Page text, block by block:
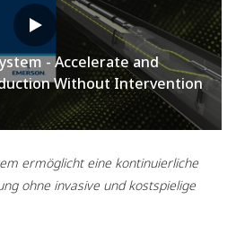
- Accelerate and
Without Intervention
ermöglicht eine kontinuierliche
ohne invasive und kostspielige